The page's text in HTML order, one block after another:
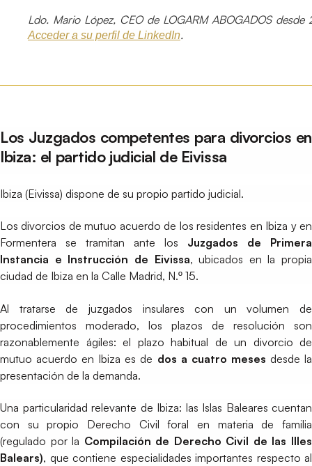
Ldo. Mario López, CEO de LOGARM ABOGADOS desde
Acceder a su perfil de LinkedIn.
Los Juzgados competentes para divorcios en
Ibiza: el partido judicial de Eivissa
Ibiza (Eivissa) dispone de su propio partido judicial.
Los divorcios de mutuo acuerdo de los residentes en Ibiza y en
Formentera se tramitan ante los Juzgados de Primera
Instancia e Instrucción de Eivissa, ubicados en la propia
ciudad de Ibiza en la Calle Madrid, N.º 15.
Al tratarse de juzgados insulares con un volumen de
procedimientos moderado, los plazos de resolución son
razonablemente ágiles: el plazo habitual de un divorcio de
mutuo acuerdo en Ibiza es de dos a cuatro meses desde la
presentación de la demanda.
Una particularidad relevante de Ibiza: las Islas Baleares cuentan
con su propio Derecho Civil foral en materia de familia
(regulado por la Compilación de Derecho Civil de las Illes
Balears), que contiene especialidades importantes respecto al